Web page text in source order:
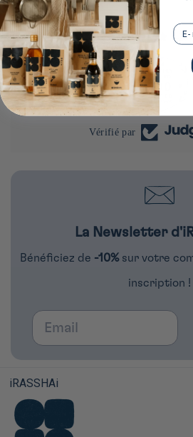
4284 290
Vérifié par
La Newsletter
Bénéficiez de -10% sur votre
inscription !
Email
iRASSHAi